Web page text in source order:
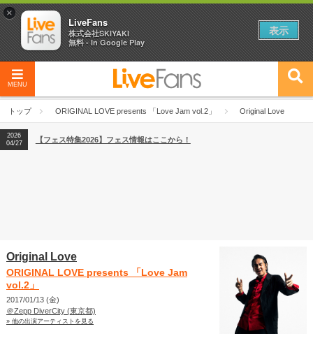
MENU
トップ ORIGINAL LOVE presents 「Love Jam vol.2」 Original Love
2026
04/27
2026
【ライブ動員ランキング】2026年上半期編発表！
2026
04/27
【フェス特集2026】フェス情報はここから！
Original Love
ORIGINAL LOVE presents 「Love Jam
vol.2」
2017/01/13 (金)
＠Zepp DiverCity (東京都)
» 他の出演アーティストを見る
×
LiveFans
株式会社SKIYAKI
無料 - In Google Play
表示